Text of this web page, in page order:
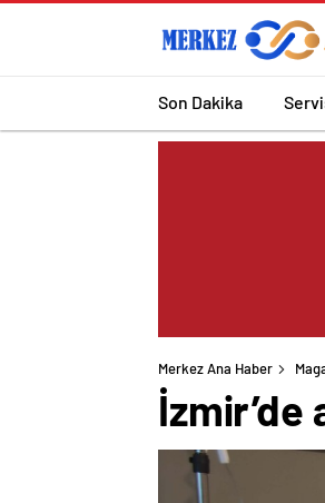
Son Dakika
Merkez Ana Haber
İzmir’de